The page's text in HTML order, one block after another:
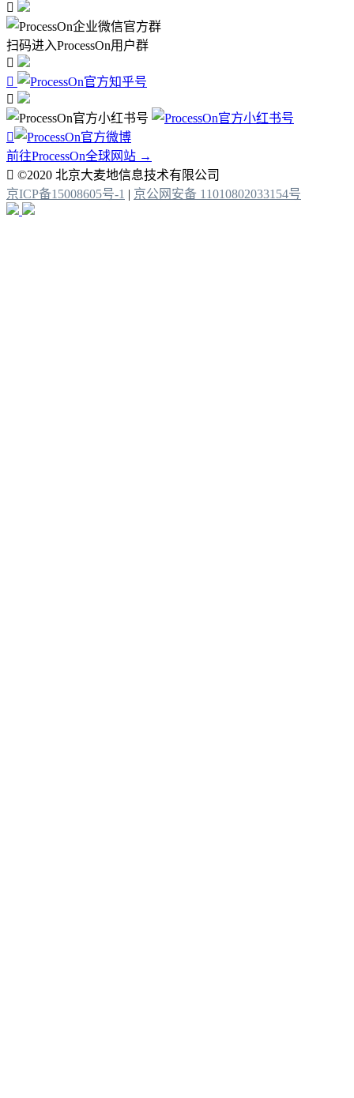

扫码进入ProcessOn用户群




前往ProcessOn全球网站 →
 ©2020 北京大麦地信息技术有限公司
京ICP备15008605号-1 | 京公网安备 11010802033154号